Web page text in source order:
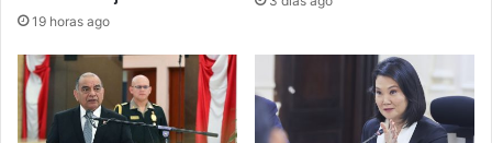
p
b
l
c
n
a
d
e
19 horas ago